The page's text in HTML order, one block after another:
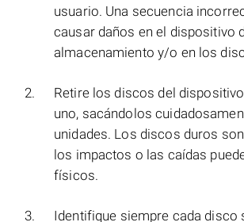
usuario. Una secuencia
causar daños en el dispositivo
almacenamiento y/o en los
Retire los discos del
uno, sacándolos
unidades. Los discos duros
los impactos o las caídas
físicos.
Identifique siempre cada disco